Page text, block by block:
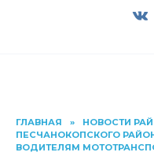
ГЛАВНАЯ » НОВОСТИ
ПЕСЧАНОКОПСКОГО
ВОДИТЕЛЯМ